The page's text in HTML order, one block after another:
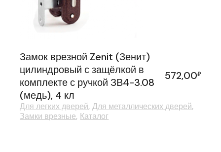
Замок врезной Zenit (Зенит)
цилиндровый с защёлкой в
комплекте с ручкой ЗВ4-3.08
(медь), 4 кл
572,00₽
Для легких дверей Для металлических дверей
Замки врезные Каталог